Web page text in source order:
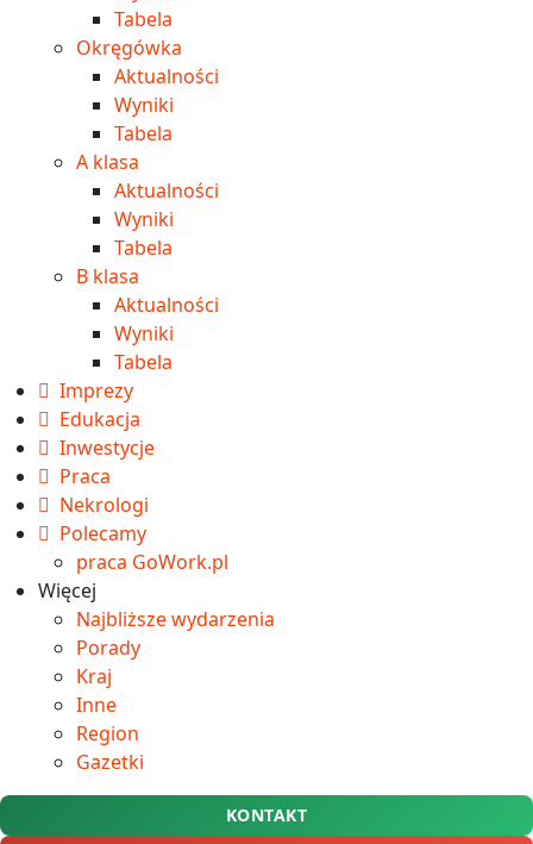
Tabela
Okręgówka
Aktualności
Wyniki
Tabela
A klasa
Aktualności
Wyniki
Tabela
B klasa
Aktualności
Wyniki
Tabela
Imprezy
Edukacja
Inwestycje
Praca
Nekrologi
Polecamy
praca GoWork.pl
Więcej
Najbliższe wydarzenia
Porady
Kraj
Inne
Region
Gazetki
KONTAKT